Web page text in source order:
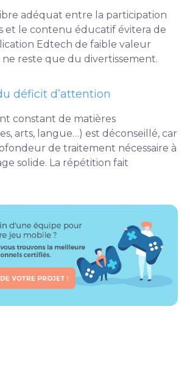
adéquat entre la participation
et le contenu éducatif évitera de
Edtech de faible valeur
reste que du divertissement.
déficit d’attention
constant de matières
arts, langue…) est déconseillé, car
de traitement nécessaire à
solide. La répétition fait